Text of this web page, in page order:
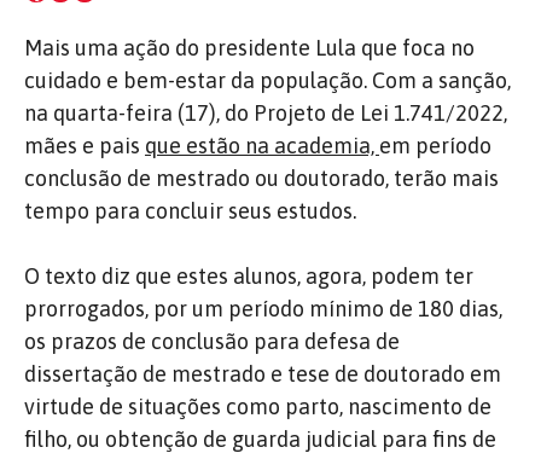
Mais uma ação do presidente Lula que foca no
cuidado e bem-estar da população. Com a sanção,
na quarta-feira (17), do Projeto de Lei 1.741/2022,
mães e pais que estão na academia, em período
conclusão de mestrado ou doutorado, terão mais
tempo para concluir seus estudos.
O texto diz que estes alunos, agora, podem ter
prorrogados, por um período mínimo de 180 dias,
os prazos de conclusão para defesa de
dissertação de mestrado e tese de doutorado em
virtude de situações como parto, nascimento de
filho, ou obtenção de guarda judicial para fins de